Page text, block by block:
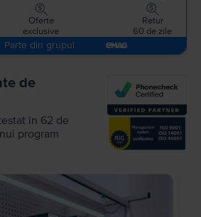
Oferte
exclusive
Retur
60 de zile
Parte din grupul
de
în 62 de
program